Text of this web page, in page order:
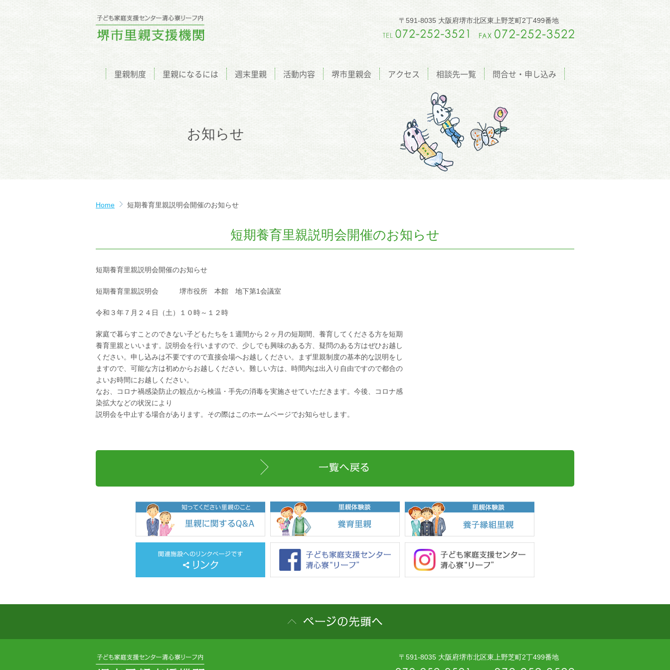
〒591-8035 大阪府堺市北区東上野芝町2丁499番地
里親制度 里親になるには 週末里親 活動内容 堺市里親会 アクセス 相談先一覧 問合せ・申し込み
お知らせ
Home 短期養育里親説明会開催のお知らせ
短期養育里親説明会開催のお知らせ
短期養育里親説明会開催のお知らせ
短期養育里親説明会 堺市役所 本館 地下第1会議室
令和３年７月２４日（土）１０時～１２時
家庭で暮らすことのできない子どもたちを１週間から２ヶ月の短期間、養育してくださる方を短期
養育里親といいます。説明会を行いますので、少しでも興味のある方、疑問のある方はぜひお越し
ください。申し込みは不要ですので直接会場へお越しください。まず里親制度の基本的な説明をし
ますので、可能な方は初めからお越しください。難しい方は、時間内は出入り自由ですので都合の
よいお時間にお越しください。
なお、コロナ禍感染防止の観点から検温・手先の消毒を実施させていただきます。今後、コロナ感
染拡大などの状況により
説明会を中止する場合があります。その際はこのホームページでお知らせします。
〒591-8035 大阪府堺市北区東上野芝町2丁499番地